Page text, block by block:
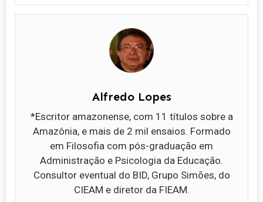
Alfredo Lopes
*Escritor amazonense, com 11 títulos sobre a
Amazônia, e mais de 2 mil ensaios. Formado
em Filosofia com pós-graduação em
Administração e Psicologia da Educação.
Consultor eventual do BID, Grupo Simões, do
CIEAM e diretor da FIEAM.